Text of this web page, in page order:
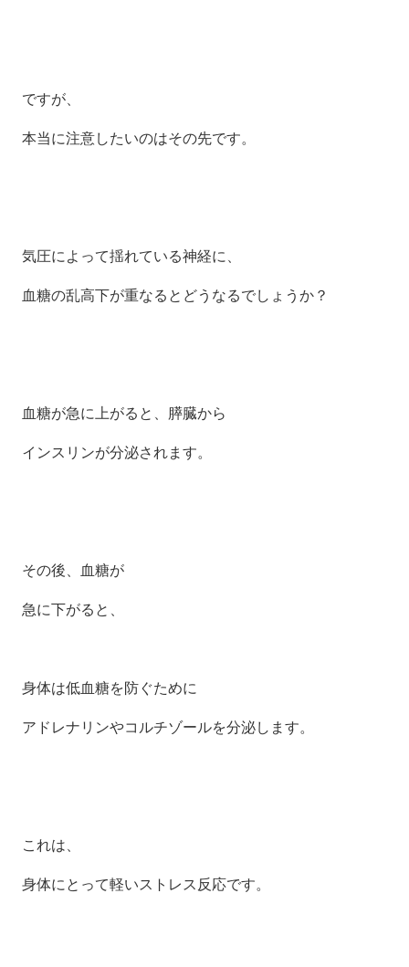
ですが、
本当に注意したいのはその先です。
気圧によって揺れている神経に、
血糖の乱高下が重なるとどうなるでしょうか？
血糖が急に上がると、膵臓から
インスリンが分泌されます。
その後、血糖が
急に下がると、
身体は低血糖を防ぐために
アドレナリンやコルチゾールを分泌します。
これは、
身体にとって軽いストレス反応です。